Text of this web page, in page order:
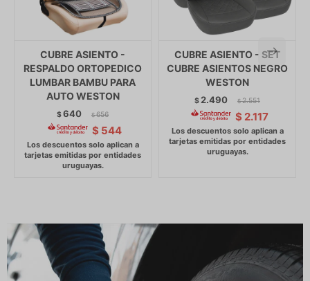
CUBRE ASIENTO -
RESPALDO ORTOPEDICO
LUMBAR BAMBU PARA
AUTO WESTON
$640 $ 656
$ 544
CUBRE ASIENTO - SET
CUBRE ASIENTOS NEGRO
WESTON
$ 2.490 $ 2.551
$ 2.117